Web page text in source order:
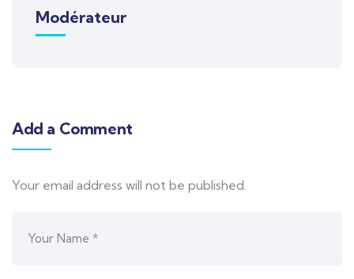
Modérateur
Add a Comment
Your email address will not be published.